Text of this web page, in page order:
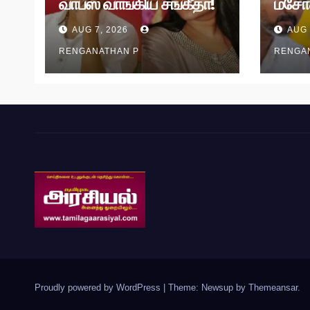
வழக்கு முடித்து வைப்பு!
AUG 7, 2026
RENGANATHAN P
AUG
Proudly powered by WordPress Theme: Newsup by Themeansar.